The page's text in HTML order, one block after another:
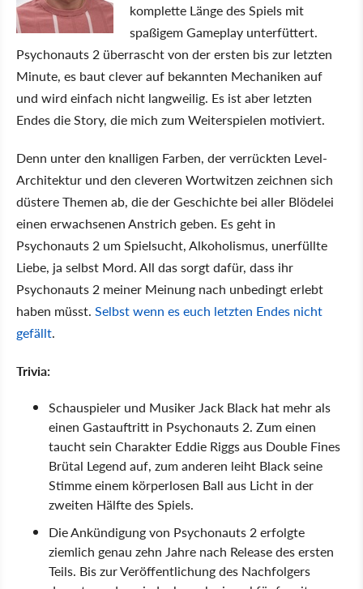
komplette Länge des Spiels mit
spaßigem Gameplay unterfüttert.
Psychonauts 2 überrascht von der ersten bis zur letzten
Minute, es baut clever auf bekannten Mechaniken auf
und wird einfach nicht langweilig. Es ist aber letzten
Endes die Story, die mich zum Weiterspielen motiviert.
Denn unter den knalligen Farben, der verrückten Level-
Architektur und den cleveren Wortwitzen zeichnen sich
düstere Themen ab, die der Geschichte bei aller Blödelei
einen erwachsenen Anstrich geben. Es geht in
Psychonauts 2 um Spielsucht, Alkoholismus, unerfüllte
Liebe, ja selbst Mord. All das sorgt dafür, dass ihr
Psychonauts 2 meiner Meinung nach unbedingt erlebt
haben müsst. Selbst wenn es euch letzten Endes nicht
gefällt.
Trivia:
Schauspieler und Musiker Jack Black hat mehr als
einen Gastauftritt in Psychonauts 2. Zum einen
taucht sein Charakter Eddie Riggs aus Double Fines
Brütal Legend auf, zum anderen leiht Black seine
Stimme einem körperlosen Ball aus Licht in der
zweiten Hälfte des Spiels.
Die Ankündigung von Psychonauts 2 erfolgte
ziemlich genau zehn Jahre nach Release des ersten
Teils. Bis zur Veröffentlichung des Nachfolgers